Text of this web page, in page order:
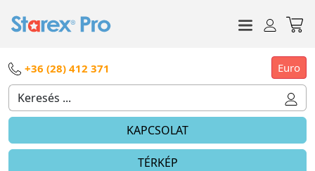
+36 (28) 412 371 Euro
KAPCSOLAT
TÉRKÉP